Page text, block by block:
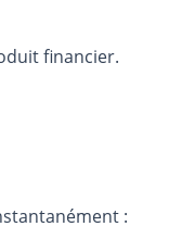
financier.
: